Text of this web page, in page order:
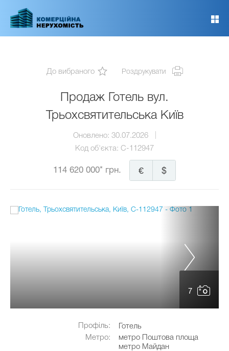
основного
До вибраного Роздрукувати
Продаж Готель вул.
Трьохсвятительська Київ
Оновлено: 30.07.2026
Код об'єкта: C-112947
114 620 000* грн. $
€
7
Профіль:
Готель
Метро:
метро Поштова площа
метро Майдан